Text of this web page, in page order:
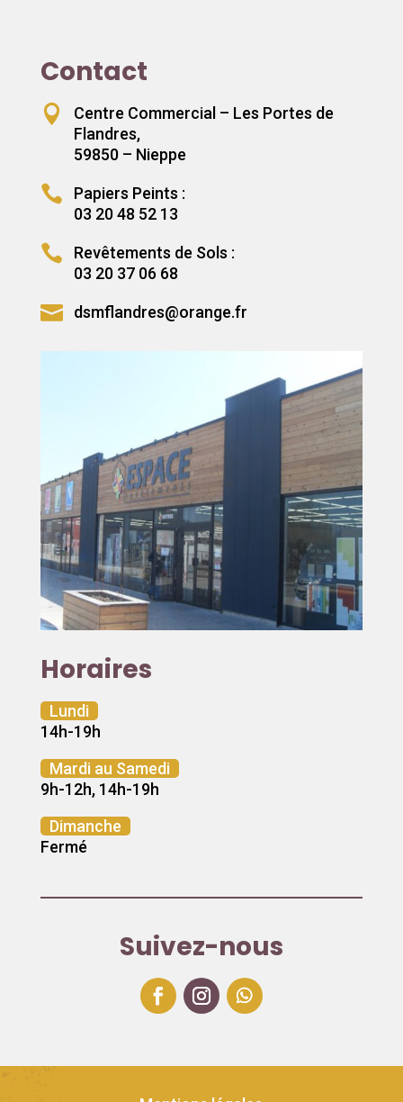
Contact

Centre Commercial – Les Portes de
Flandres,
59850 – Nieppe

Papiers Peints :
03 20 48 52 13

Revêtements de Sols :
03 20 37 06 68
 dsmflandres@orange.fr
Horaires
Lundi
14h-19h
Mardi au Samedi
9h-12h, 14h-19h
Dimanche
Fermé
Suivez-nous